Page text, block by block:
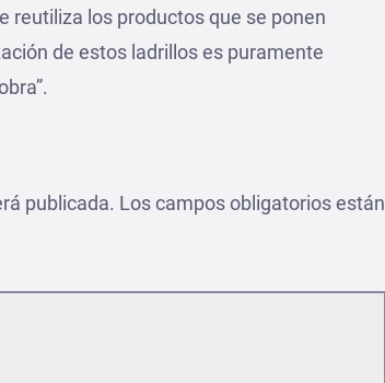
reutiliza los productos que se ponen
de estos ladrillos es puramente
publicada. Los campos obligatorios están